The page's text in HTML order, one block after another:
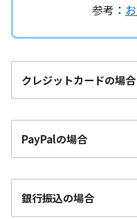
参考：
クレジットカードの場合
PayPalの場合
銀行振込の場合